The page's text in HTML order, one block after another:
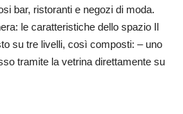
bar, ristoranti e negozi di moda.
le caratteristiche dello spazio Il
su tre livelli, così composti: – uno
tramite la vetrina direttamente su